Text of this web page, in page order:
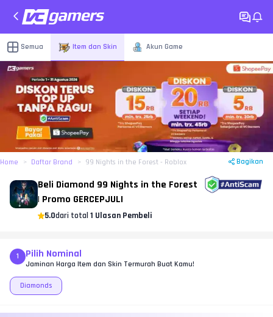
Semua Item dan Skin Akun Game
Home Daftar Brand 99 Nights in the Forest - Roblox Bagikan
Beli Diamond 99 Nights in the Forest
| Promo GERCEPJULI
5.0dari total 1 Ulasan Pembeli
1 Pilih Nominal
Jaminan Harga Item dan Skin Termurah Buat Kamu!
Diamonds